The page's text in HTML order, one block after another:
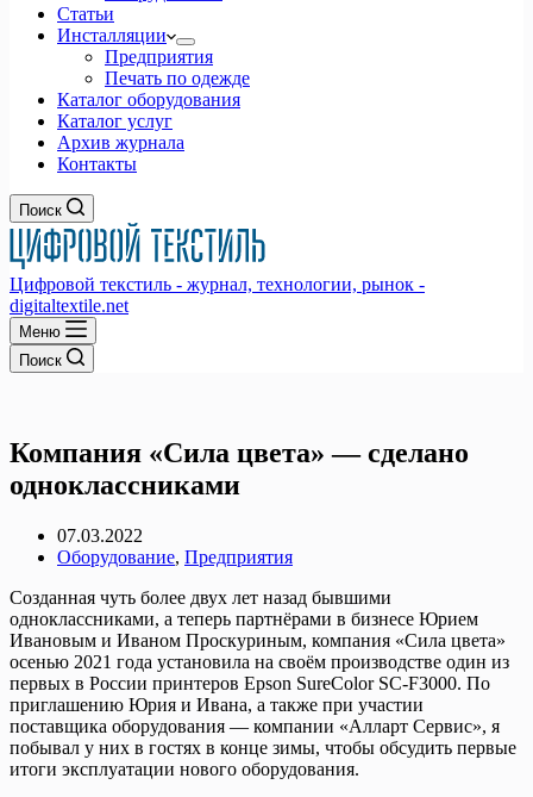
Статьи
Инсталляции
Предприятия
Печать по одежде
Каталог оборудования
Каталог услуг
Архив журнала
Контакты
Поиск
Цифровой текстиль - журнал, технологии, рынок -
digitaltextile.net
Меню
Поиск
Компания «Сила цвета» — сделано
одноклассниками
07.03.2022
Оборудование, Предприятия
Созданная чуть более двух лет назад бывшими
одноклассниками, а теперь партнёрами в бизнесе Юрием
Ивановым и Иваном Проскуриным, компания «Сила цвета»
осенью 2021 года установила на своём производстве один из
первых в России принтеров Epson SureColor SC-F3000. По
приглашению Юрия и Ивана, а также при участии
поставщика оборудования — компании «Алларт Сервис», я
побывал у них в гостях в конце зимы, чтобы обсудить первые
итоги эксплуатации нового оборудования.